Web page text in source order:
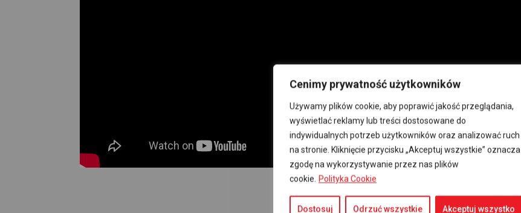
Cenimy prywatność użytkowników
Używamy plików cookie, aby poprawić jakość przeglądania,
wyświetlać reklamy lub treści dostosowane do
indywidualnych potrzeb użytkowników oraz analizować ruch
na stronie. Kliknięcie przycisku „Akceptuj wszystkie” oznacza
zgodę na wykorzystywanie przez nas plików
cookie. Polityka Cookie
Dostosuj Odrzuć wszystkie Akceptuj wszystko